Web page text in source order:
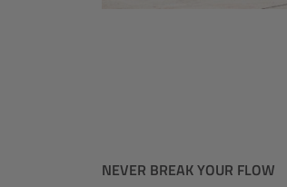
NEVER BREAK YOUR FLOW